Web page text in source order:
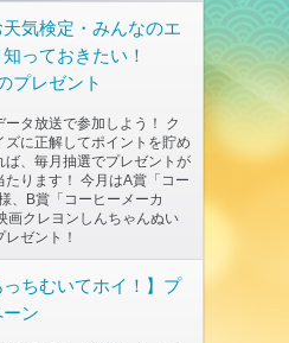
天気検定・みんなのエ
っておきたい！
プレゼント
ータ放送で参加しよう！ ク
ズに正解してポイントを貯め
ば、毎月抽選でプレゼントが
たります！ 今月はA賞「コー
、B賞「コーヒーメーカ
画クレヨンしんちゃんぬい
ゼント！
っちむいてホイ！】プ
ン